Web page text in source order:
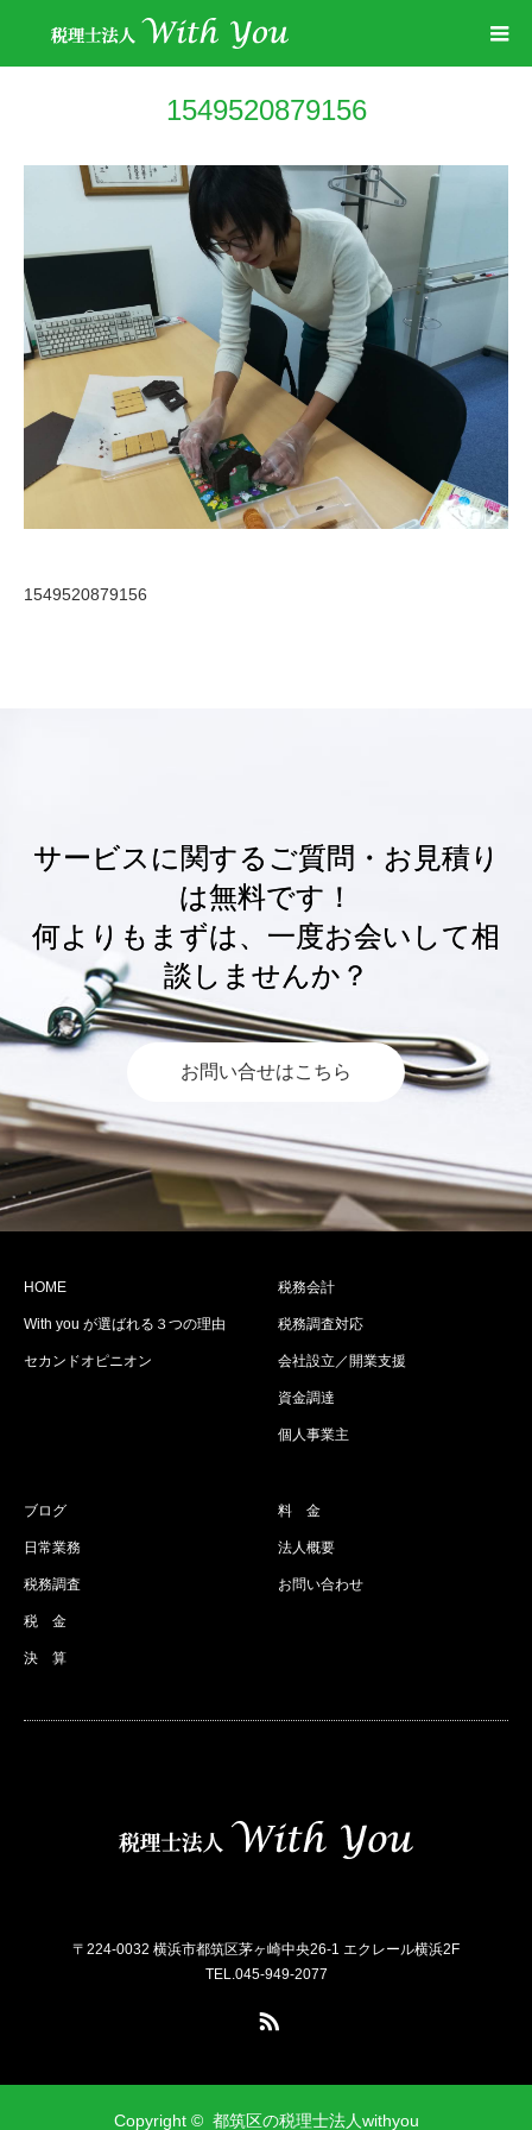
1549520879156
1549520879156
サービスに関するご質問・お見積り
は無料です！
何よりもまずは、一度お会いして相
談しませんか？
お問い合せはこちら
HOME
With you が選ばれる３つの理由
セカンドオピニオン
税務会計
税務調査対応
会社設立／開業支援
資金調達
個人事業主
ブログ
日常業務
税務調査
税 金
決 算
料 金
法人概要
お問い合わせ
〒224-0032 横浜市都筑区茅ヶ崎中央26-1 エクレール横浜2F
TEL.045-949-2077
Copyright © 都筑区の税理士法人withyou